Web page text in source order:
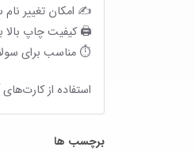
✍️ امکان تغییر
🖨 کیفیت چاپ بالا
⏱ مناسب برای
استفاده از
برچسب ها